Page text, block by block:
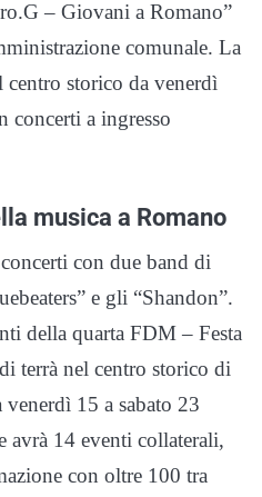
– Giovani a Romano”
comunale. La
centro storico da venerdì
concerti a ingresso
musica a Romano
con due band di
e gli “Shandon”.
della quarta FDM – Festa
terrà nel centro storico di
15 a sabato 23
avrà 14 eventi collaterali,
con oltre 100 tra